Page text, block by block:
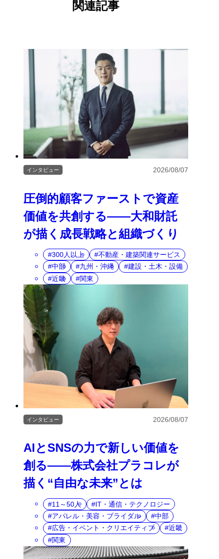
関連記事
圧倒的顧客ファーストで資産
価値を共創する――大和財託
が描く成長戦略と組織づくり
インタビュー 2026/08/07
300人以上
不動産・建築関連サービス
中部
九州・沖縄
建設・土木・設備
近畿
関東
AIとSNSの力で新しい価値を
創る――株式会社プラコレが
描く“自由な未来”とは
インタビュー 2026/08/07
11～50人
IT・通信・テクノロジー
アパレル・美容・ブライダル
中部
広告・イベント・クリエイティブ
近畿
関東